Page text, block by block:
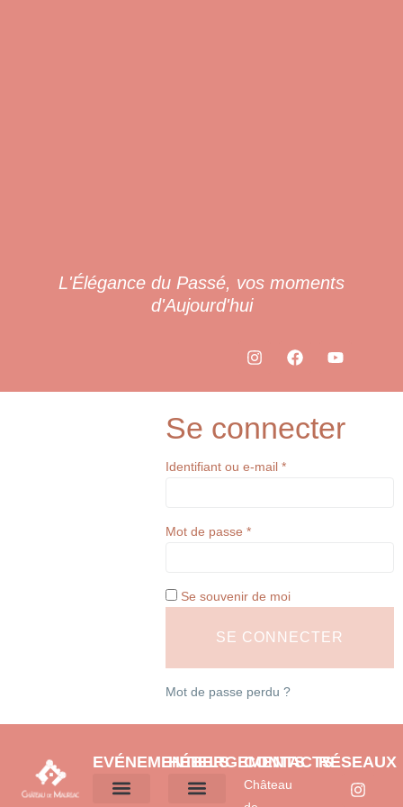
L'Élégance du Passé, vos moments
d'Aujourd'hui
Se connecter
Identifiant ou e-mail *
Mot de passe *
Se souvenir de moi
SE CONNECTER
Mot de passe perdu ?
EVÉNEMENTIELSHÉBERGEMENTS
CONTACTS
Château
RÉSEAUX